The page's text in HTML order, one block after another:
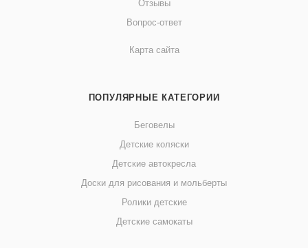
Отзывы
Вопрос-ответ
Карта сайта
ПОПУЛЯРНЫЕ КАТЕГОРИИ
Беговелы
Детские коляски
Детские автокресла
Доски для рисования и мольберты
Ролики детские
Детские самокаты